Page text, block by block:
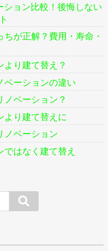
ョン比較！後悔しない
が正解？費用・寿命・
より建て替え？
ベーションの違い
ベーション？
より建て替えに
ノベーション
はなく建て替え